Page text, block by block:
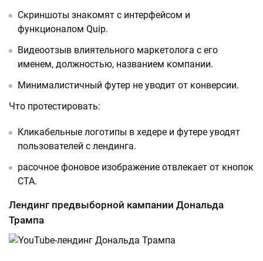
Скриншоты знакомят с интерфейсом и
функционалом Quip.
Видеоотзыв влиятельного маркетолога с его
именем, должностью, названием компании.
Минималистичный футер не уводит от конверсии.
Что протестировать:
Кликабельные логотипы в хедере и футере уводят
пользователей с лендинга.
расочное фоновое изображение отвлекает от кнопок
CTA.
Лендинг предвыборной кампании Дональда
Трампа